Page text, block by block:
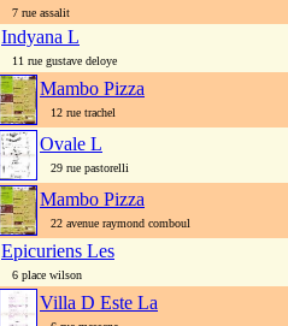
7 rue assalit
Indyana L
11 rue gustave deloye
Mambo Pizza
12 rue trachel
Ovale L
29 rue pastorelli
Mambo Pizza
22 avenue raymond comboul
Epicuriens Les
6 place wilson
Villa D Este La